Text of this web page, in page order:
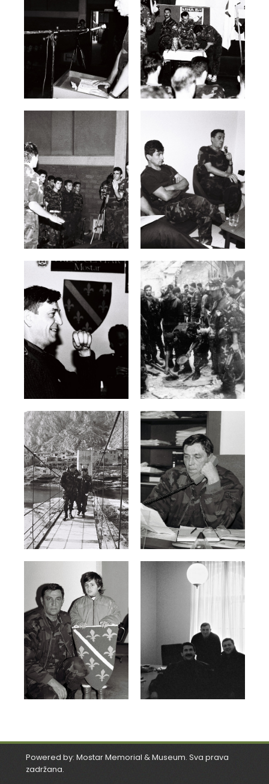
Powered by: Mostar Memorial & Museum. Sva prava
zadržana.